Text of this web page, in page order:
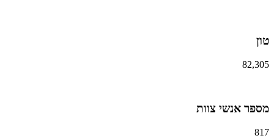
טון
82,305
מספר אנשי צוות
817